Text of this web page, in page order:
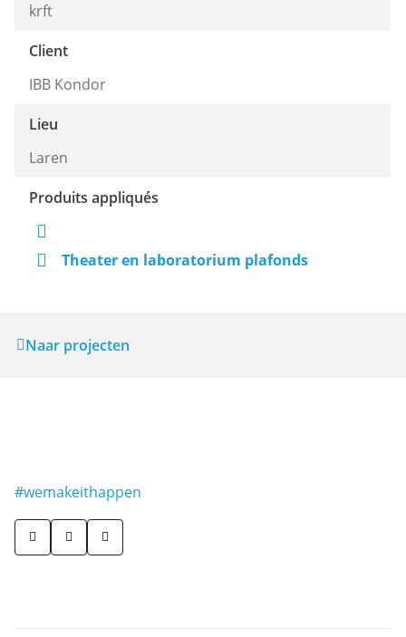
krft
Client
IBB Kondor
Lieu
Laren
Produits appliqués
Theater en laboratorium plafonds
Naar projecten
#wemakeithappen